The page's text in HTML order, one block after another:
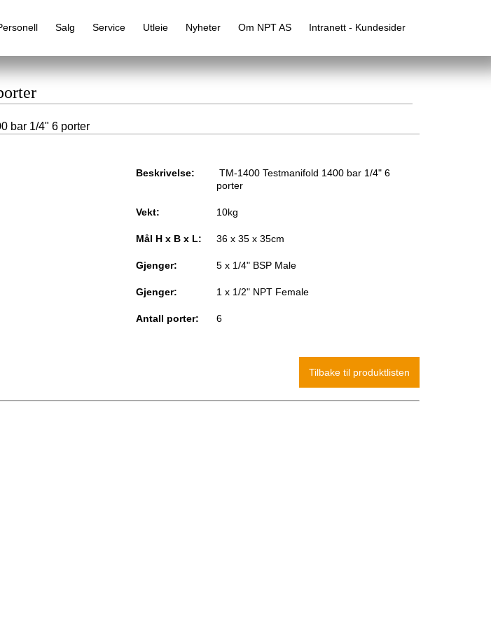
Salg Service Utleie Nyheter Om NPT AS Intranett - Kundesider
bar 1/4" 6 porter
Beskrivelse:
TM-1400 Testmanifold 1400 bar 1/4" 6
porter
Vekt: 10kg
Mål H x B x L: 36 x 35 x 35cm
Gjenger: 5 x 1/4" BSP Male
Gjenger: 1 x 1/2" NPT Female
Antall porter: 6